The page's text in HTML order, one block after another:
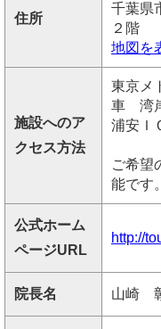
住所
千葉県
２階
地図を
施設へのア
クセス方法
東京
車 湾
浦安Ｉ
ご希望
能です。
公式ホーム
ページURL
http://
院長名 山崎